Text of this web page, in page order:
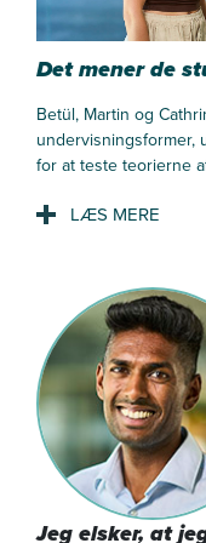
skal have behandling
Hvornår begyndte
- Jeg blev involveret i
radiograf og ansat på
- Jeg deltog i rigtig
år, og en kollega og
stor europæisk
Det mener de
Betül, Martin og
undervisningsformer,
for at teste teorierne
Jeg elsker, at